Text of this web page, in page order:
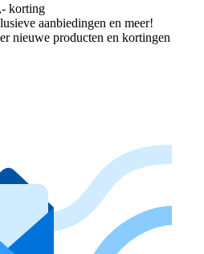
korting
aanbiedingen en meer!
nieuwe producten en kortingen